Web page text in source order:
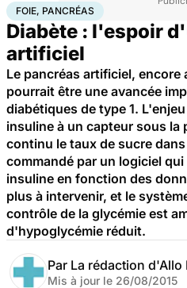
AccueilSantéFoie, pancréas
FOIE, PANCRÉAS
Diabète : l'espoir
artificiel
Le pancréas artificiel, encore
pourrait être une avancée
diabétiques de type 1.
insuline à un capteur sous la
continu le taux de sucre
commandé par un logiciel
insuline en fonction des
plus à intervenir, et le
contrôle de la glycémie est
d'hypoglycémie réduit.
Par La rédaction d'Allo
Mis à jour le 26/08/2015